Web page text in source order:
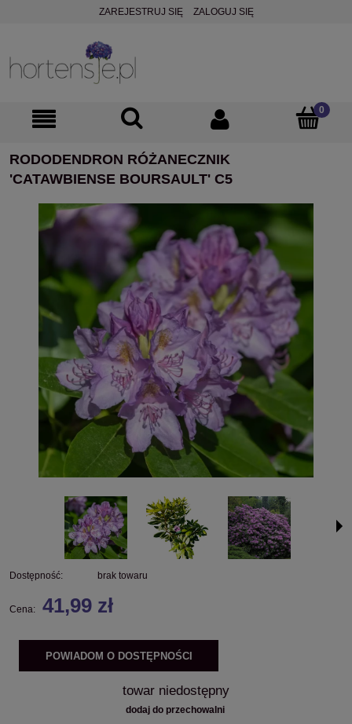
ZAREJESTRUJ SIĘ ZALOGUJ SIĘ
RODODENDRON RÓŻANECZNIK
'CATAWBIENSE BOURSAULT' C5
Dostępność: brak towaru
Cena: 41,99 zł
POWIADOM O DOSTĘPNOŚCI
towar niedostępny
dodaj do przechowalni